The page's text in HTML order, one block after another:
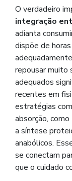
O verdadeiro
integração
adianta
dispõe de
repousar muito
adequados
recentes em
estratégias
absorção,
a síntese
anabólicos.
se conectam
que o cuidado